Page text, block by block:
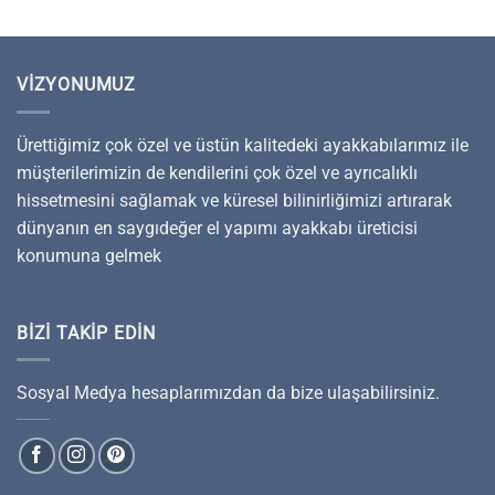
VIZYONUMUZ
Ürettiğimiz çok özel ve üstün kalitedeki ayakkabılarımız ile
müşterilerimizin de kendilerini çok özel ve ayrıcalıklı
hissetmesini sağlamak ve küresel bilinirliğimizi artırarak
dünyanın en saygıdeğer el yapımı ayakkabı üreticisi
konumuna gelmek
BIZI TAKIP EDIN
Sosyal Medya hesaplarımızdan da bize ulaşabilirsiniz.